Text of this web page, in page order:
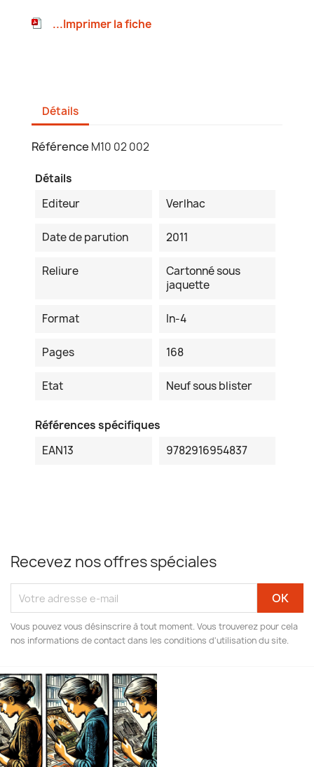
...Imprimer la fiche
Détails
Référence M10 02 002
Détails
Editeur
Verlhac
Date de parution 2011
Reliure
Cartonné sous
jaquette
Format In-4
Pages 168
Etat Neuf sous blister
Références spécifiques
EAN13
9782916954837
Recevez nos offres spéciales
Vous pouvez vous désinscrire à tout moment. Vous trouverez pour cela
nos informations de contact dans les conditions d'utilisation du site.